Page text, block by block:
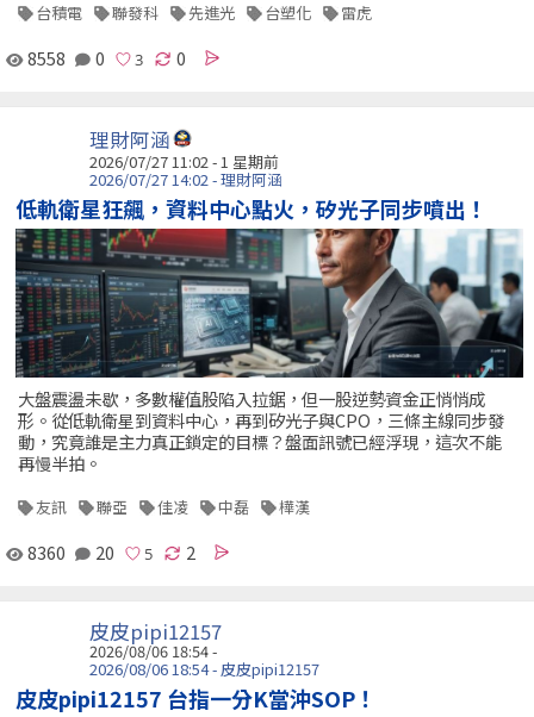
台積電 聯發科 先進光 台塑化 雷虎
8558 0 0
理財阿涵
2026/07/27 11:02 - 1 星期前
2026/07/27 14:02 - 理財阿涵
低軌衛星狂飆，資料中心點火，矽光子同步噴出！
大盤震盪未歇，多數權值股陷入拉鋸，但一股逆勢資金正悄悄成
形。從低軌衛星到資料中心，再到矽光子與CPO，三條主線同步發
動，究竟誰是主力真正鎖定的目標？盤面訊號已經浮現，這次不能
再慢半拍。
友訊 聯亞 佳凌 中磊 樺漢
8360 20 2
皮皮pipi12157
2026/08/06 18:54 -
2026/08/06 18:54 - 皮皮pipi12157
皮皮pipi12157 台指一分K當沖SOP！